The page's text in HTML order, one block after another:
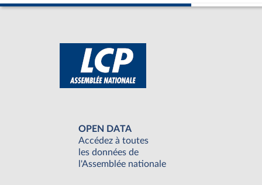
OPEN DATA
Accédez à toutes
les données de
l'Assemblée nationale